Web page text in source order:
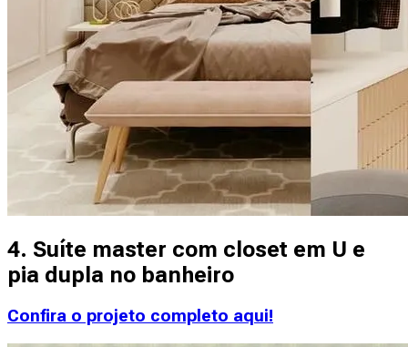
4. Suíte master com closet em U e
pia dupla no banheiro
Confira o projeto completo aqui!